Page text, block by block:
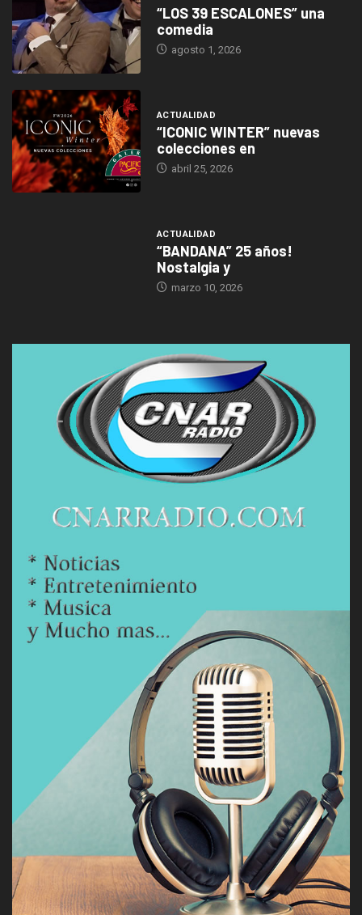
“LOS 39 ESCALONES” una
comedia
agosto 1, 2026
ACTUALIDAD
“ICONIC WINTER” nuevas
colecciones en
abril 25, 2026
ACTUALIDAD
“BANDANA” 25 años!
Nostalgia y
marzo 10, 2026